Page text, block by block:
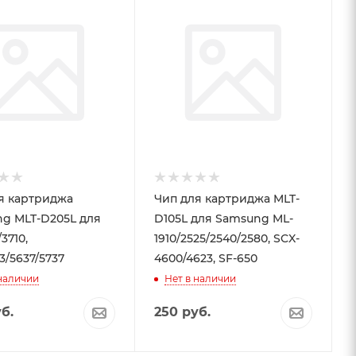
картриджа
MLT-D205L для
5637/5737
Чип для картриджа MLT-
D105L для Samsung ML-
1910/2525/2540/2580, SCX-
4600/4623, SF-650
Нет в наличии
250руб.